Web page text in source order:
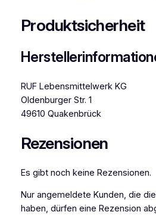
Produktsicherheit
RUF Lebensmittelwerk KG
Oldenburger Str. 1
49610 Quakenbrück
Rezensionen
Es gibt noch keine Rezensionen.
Nur angemeldete Kunden, die
haben, dürfen eine Rezension